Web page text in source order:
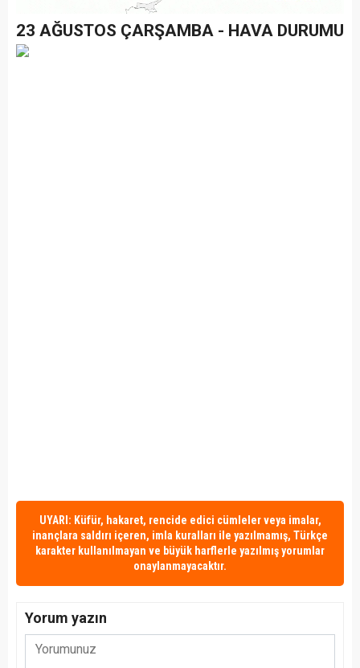
23 AĞUSTOS ÇARŞAMBA - HAVA DURUMU
UYARI: Küfür, hakaret, rencide edici cümleler veya imalar,
inançlara saldırı içeren, imla kuralları ile yazılmamış, Türkçe
karakter kullanılmayan ve büyük harflerle yazılmış yorumlar
onaylanmayacaktır.
Yorum yazın